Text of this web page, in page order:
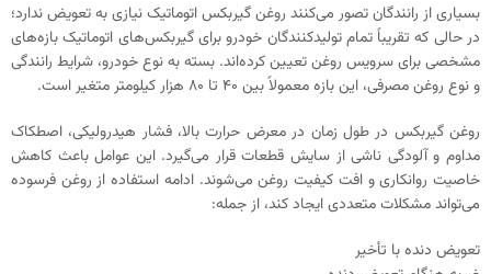
بسیاری از رانندگان تصور می‌کنند روغن گیربکس اتوماتیک نیازی به تعویض ندارد؛
در حالی که تقریباً تمام تولیدکنندگان خودرو برای گیربکس‌های اتوماتیک بازه‌های
مشخصی برای سرویس روغن تعیین کرده‌اند. بسته به نوع خودرو، شرایط رانندگی
و نوع روغن مصرفی، این بازه معمولاً بین ۴۰ تا ۸۰ هزار کیلومتر متغیر است.
روغن گیربکس در طول زمان در معرض حرارت بالا، فشار هیدرولیکی، اصطکاک
مداوم و آلودگی ناشی از سایش قطعات قرار می‌گیرد. این عوامل باعث کاهش
خاصیت روانکاری و افت کیفیت روغن می‌شوند. ادامه استفاده از روغن فرسوده
می‌تواند مشکلات متعددی ایجاد کند، از جمله:
تعویض دنده با تأخیر